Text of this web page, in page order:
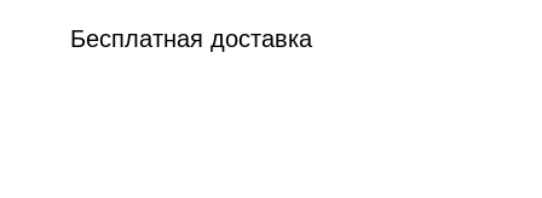
Бесплатная доставка